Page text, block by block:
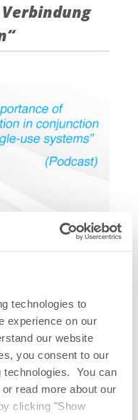
technologies to
experience on our
our website
you consent to our
technologies. You can
read more about our
clicking "Show
Portfolio